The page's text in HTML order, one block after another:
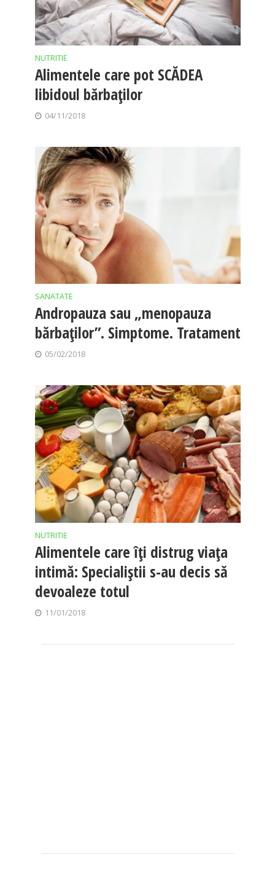
NUTRITIE
Alimentele care pot SCĂDEA
libidoul bărbaților
04/11/2018
SANATATE
Andropauza sau „menopauza
bărbaților”. Simptome. Tratament
05/02/2018
NUTRITIE
Alimentele care îţi distrug viaţa
intimă: Specialiştii s-au decis să
devoaleze totul
11/01/2018